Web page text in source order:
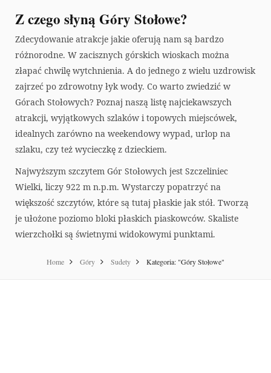
Z czego słyną Góry Stołowe?
Zdecydowanie atrakcje jakie oferują nam są bardzo
różnorodne. W zacisznych górskich wioskach można
złapać chwilę wytchnienia. A do jednego z wielu uzdrowisk
zajrzeć po zdrowotny łyk wody. Co warto zwiedzić w
Górach Stołowych? Poznaj naszą listę najciekawszych
atrakcji, wyjątkowych szlaków i topowych miejscówek,
idealnych zarówno na weekendowy wypad, urlop na
szlaku, czy też wycieczkę z dzieckiem.
Najwyższym szczytem Gór Stołowych jest Szczeliniec
Wielki, liczy 922 m n.p.m. Wystarczy popatrzyć na
większość szczytów, które są tutaj płaskie jak stół. Tworzą
je ułożone poziomo bloki płaskich piaskowców. Skaliste
wierzchołki są świetnymi widokowymi punktami.
Home Góry Sudety Kategoria: "Góry Stołowe"